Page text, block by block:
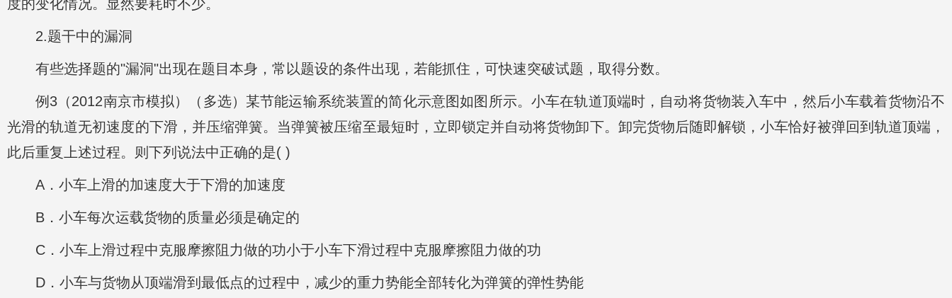
度的变化情况。显然要耗时不少。
2.题干中的漏洞
有些选择题的"漏洞"出现在题目本身，常以题设的条件出现，若能抓住，可快速突破试题，取得分数。
例3（2012南京市模拟）（多选）某节能运输系统装置的简化示意图如图所示。小车在轨道顶端时，自动将货物装入车中，然后小车载着货物沿不
光滑的轨道无初速度的下滑，并压缩弹簧。当弹簧被压缩至最短时，立即锁定并自动将货物卸下。卸完货物后随即解锁，小车恰好被弹回到轨道顶端，
此后重复上述过程。则下列说法中正确的是( )
A．小车上滑的加速度大于下滑的加速度
B．小车每次运载货物的质量必须是确定的
C．小车上滑过程中克服摩擦阻力做的功小于小车下滑过程中克服摩擦阻力做的功
D．小车与货物从顶端滑到最低点的过程中，减少的重力势能全部转化为弹簧的弹性势能